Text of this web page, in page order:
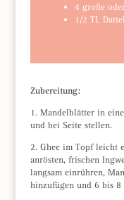
4 große
1/2 TL
Zubereitung:
1. Mandelblätter in
und bei Seite stellen.
2. Ghee im Topf leicht
anrösten, frischen
langsam einrühren,
hinzufügen und 6 bis